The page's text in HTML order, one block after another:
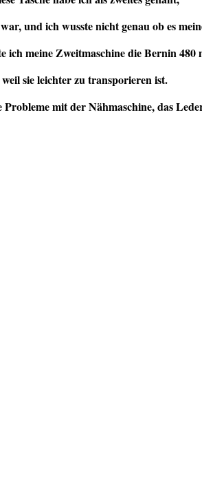
und ich wusste nicht genau ob es
ich meine Zweitmaschine die Bernin 480
weil sie leichter zu transporieren ist.
Probleme mit der Nähmaschine, das